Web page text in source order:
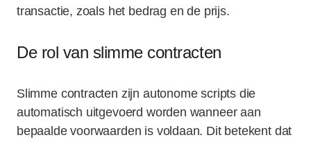
transactie, zoals het bedrag en de prijs.
De rol van slimme contracten
Slimme contracten zijn autonome scripts die
automatisch uitgevoerd worden wanneer aan
bepaalde voorwaarden is voldaan. Dit betekent dat